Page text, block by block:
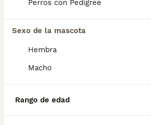
Perros con Pedigree
Sexo de la mascota
Hembra
Macho
Rango de edad
Aleman De Pelo Corto en España
pedigrí, la reputación del criador
Corto?